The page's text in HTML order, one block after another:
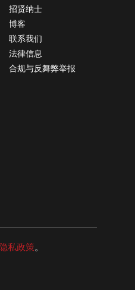
招贤纳士
博客
联系我们
法律信息
合规与反舞弊举报
私政策。